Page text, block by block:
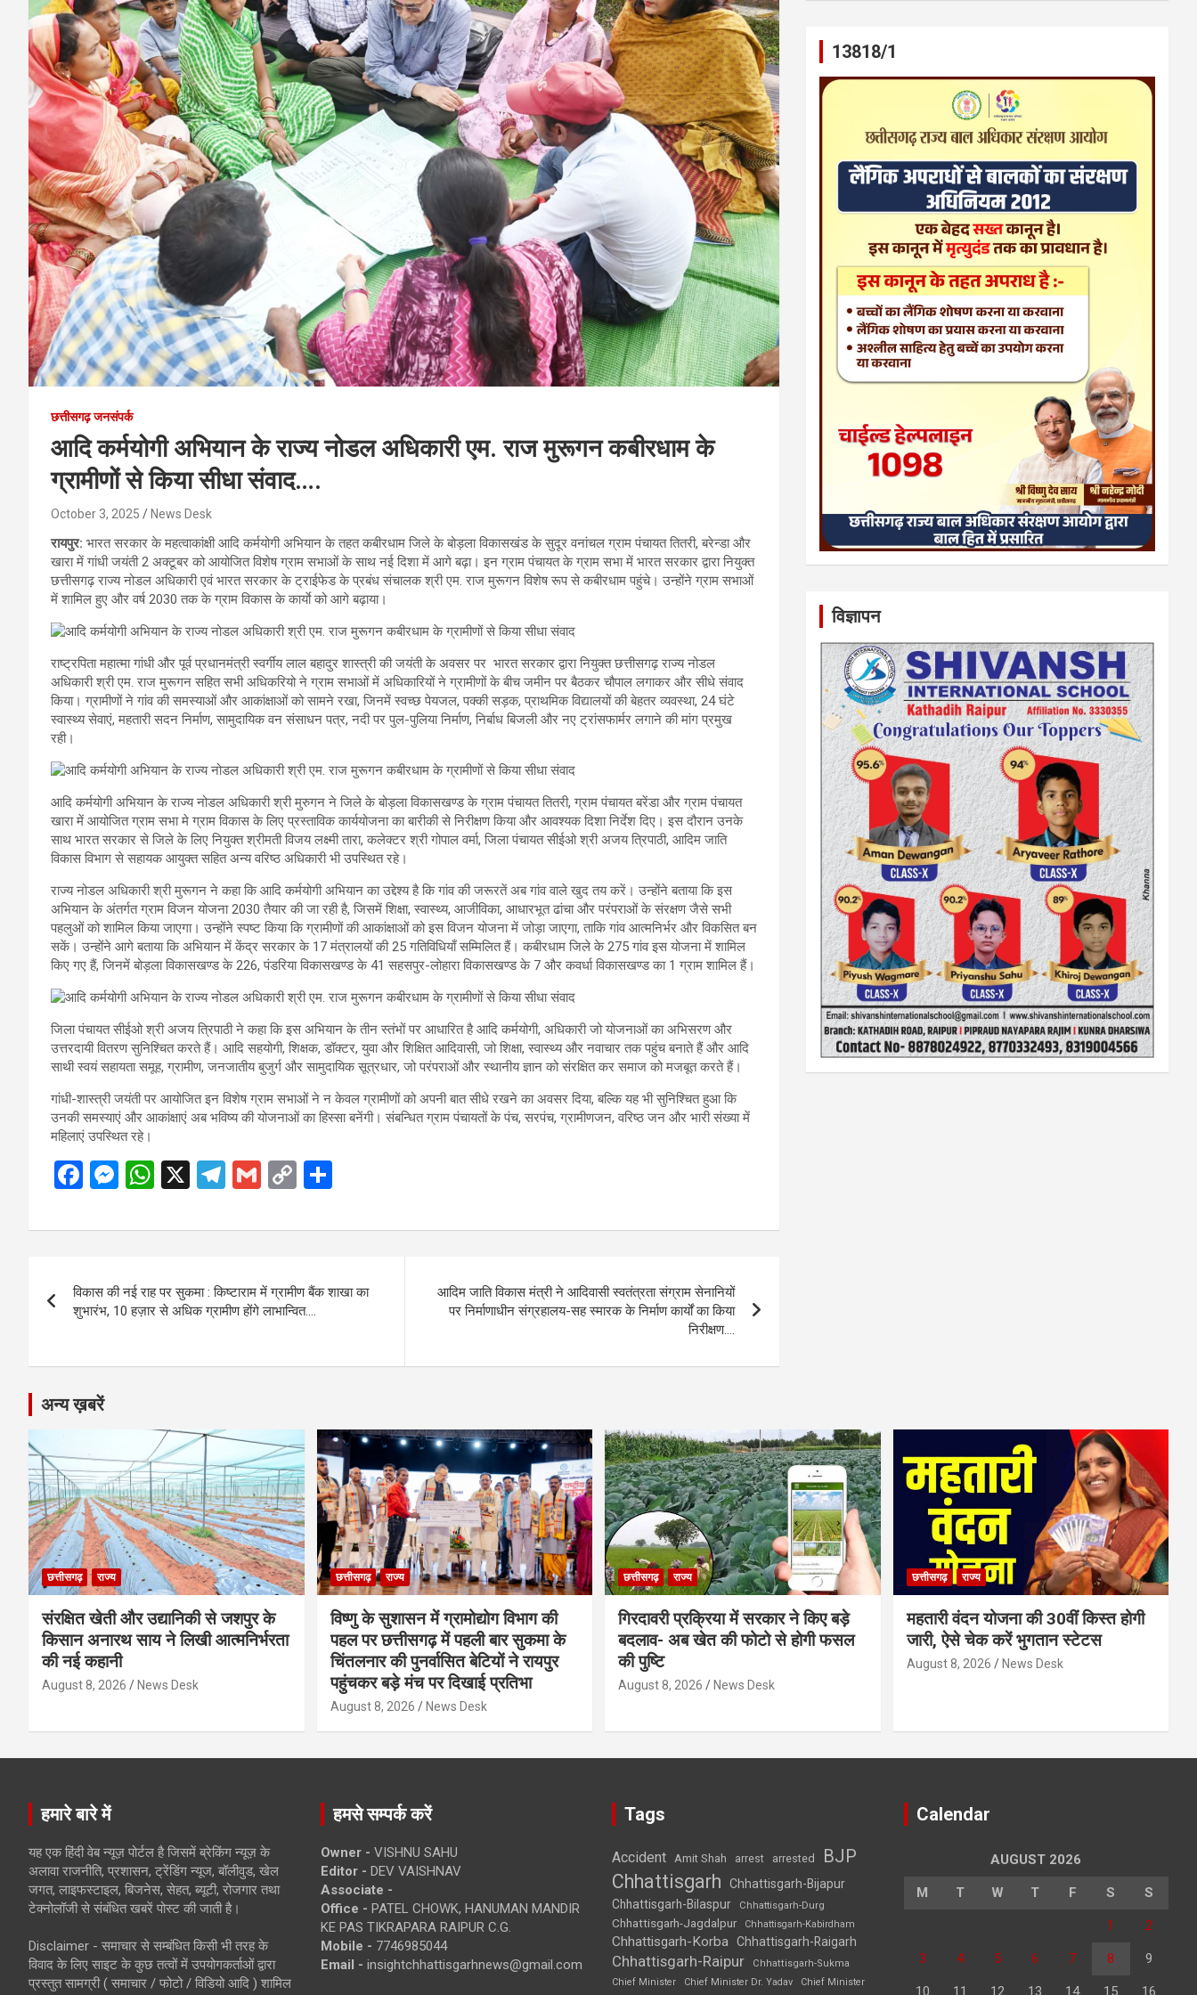
छत्तीसगढ़ जनसंपर्क
आदि कर्मयोगी अभियान के राज्य नोडल अधिकारी एम. राज मुरूगन कबीरधाम के
ग्रामीणों से किया सीधा संवाद….
October 3, 2025 News Desk
रायपुर: भारत सरकार के महत्वाकांक्षी आदि कर्मयोगी अभियान के तहत कबीरधाम जिले के बोड़ला विकासखंड के सुदूर वनांचल ग्राम पंचायत तितरी, बरेन्डा और
खारा में गांधी जयंती 2 अक्टूबर को आयोजित विशेष ग्राम सभाओं के साथ नई दिशा में आगे बढ़ा। इन ग्राम पंचायत के ग्राम सभा में भारत सरकार द्वारा नियुक्त
छत्तीसगढ़ राज्य नोडल अधिकारी एवं भारत सरकार के ट्राईफेड के प्रबंध संचालक श्री एम. राज मुरूगन विशेष रूप से कबीरधाम पहुंचे। उन्होंने ग्राम सभाओं
में शामिल हुए और वर्ष 2030 तक के ग्राम विकास के कार्याे को आगे बढ़ाया।
राष्ट्रपिता महात्मा गांधी और पूर्व प्रधानमंत्री स्वर्गीय लाल बहादुर शास्त्री की जयंती के अवसर पर भारत सरकार द्वारा नियुक्त छत्तीसगढ़ राज्य नोडल
अधिकारी श्री एम. राज मुरूगन सहित सभी अधिकरियो ने ग्राम सभाओं में अधिकारियों ने ग्रामीणों के बीच जमीन पर बैठकर चौपाल लगाकर और सीधे संवाद
किया। ग्रामीणों ने गांव की समस्याओं और आकांक्षाओं को सामने रखा, जिनमें स्वच्छ पेयजल, पक्की सड़क, प्राथमिक विद्यालयों की बेहतर व्यवस्था, 24 घंटे
स्वास्थ्य सेवाएं, महतारी सदन निर्माण, सामुदायिक वन संसाधन पत्र, नदी पर पुल-पुलिया निर्माण, निर्बाध बिजली और नए ट्रांसफार्मर लगाने की मांग प्रमुख
रही।
आदि कर्मयोगी अभियान के राज्य नोडल अधिकारी श्री मुरुगन ने जिले के बोड़ला विकासखण्ड के ग्राम पंचायत तितरी, ग्राम पंचायत बरेंडा और ग्राम पंचायत
खारा में आयोजित ग्राम सभा मे ग्राम विकास के लिए प्रस्ताविक कार्ययोजना का बारीकी से निरीक्षण किया और आवश्यक दिशा निर्देश दिए। इस दौरान उनके
साथ भारत सरकार से जिले के लिए नियुक्त श्रीमती विजय लक्ष्मी तारा, कलेक्टर श्री गोपाल वर्मा, जिला पंचायत सीईओ श्री अजय त्रिपाठी, आदिम जाति
विकास विभाग से सहायक आयुक्त सहित अन्य वरिष्ठ अधिकारी भी उपस्थित रहे।
राज्य नोडल अधिकारी श्री मुरूगन ने कहा कि आदि कर्मयोगी अभियान का उद्देश्य है कि गांव की जरूरतें अब गांव वाले खुद तय करें। उन्होंने बताया कि इस
अभियान के अंतर्गत ग्राम विजन योजना 2030 तैयार की जा रही है, जिसमें शिक्षा, स्वास्थ्य, आजीविका, आधारभूत ढांचा और परंपराओं के संरक्षण जैसे सभी
पहलुओं को शामिल किया जाएगा। उन्होंने स्पष्ट किया कि ग्रामीणों की आकांक्षाओं को इस विजन योजना में जोड़ा जाएगा, ताकि गांव आत्मनिर्भर और विकसित बन
सकें। उन्होंने आगे बताया कि अभियान में केंद्र सरकार के 17 मंत्रालयों की 25 गतिविधियाँ सम्मिलित हैं। कबीरधाम जिले के 275 गांव इस योजना में शामिल
किए गए हैं, जिनमें बोड़ला विकासखण्ड के 226, पंडरिया विकासखण्ड के 41 सहसपुर-लोहारा विकासखण्ड के 7 और कवर्धा विकासखण्ड का 1 ग्राम शामिल हैं।
जिला पंचायत सीईओ श्री अजय त्रिपाठी ने कहा कि इस अभियान के तीन स्तंभों पर आधारित है आदि कर्मयोगी, अधिकारी जो योजनाओं का अभिसरण और
उत्तरदायी वितरण सुनिश्चित करते हैं। आदि सहयोगी, शिक्षक, डॉक्टर, युवा और शिक्षित आदिवासी, जो शिक्षा, स्वास्थ्य और नवाचार तक पहुंच बनाते हैं और आदि
साथी स्वयं सहायता समूह, ग्रामीण, जनजातीय बुजुर्ग और सामुदायिक सूत्रधार, जो परंपराओं और स्थानीय ज्ञान को संरक्षित कर समाज को मजबूत करते हैं।
गांधी-शास्त्री जयंती पर आयोजित इन विशेष ग्राम सभाओं ने न केवल ग्रामीणों को अपनी बात सीधे रखने का अवसर दिया, बल्कि यह भी सुनिश्चित हुआ कि
उनकी समस्याएं और आकांक्षाएं अब भविष्य की योजनाओं का हिस्सा बनेंगी। संबन्धित ग्राम पंचायतों के पंच, सरपंच, ग्रामीणजन, वरिष्ठ जन और भारी संख्या में
महिलाएं उपस्थित रहे।
F
ce
o
o
M
se
g
er
W
at
A
p
X
T
e
a
m
G
ail
C
py
n
k
ar
navigation
विकास की नई राह पर सुकमा : किष्टाराम में ग्रामीण बैंक शाखा का
शुभारंभ, 10 हज़ार से अधिक ग्रामीण होंगे लाभान्वित….
आदिम जाति विकास मंत्री ने आदिवासी स्वतंत्रता संग्राम सेनानियों
पर निर्माणाधीन संग्रहालय-सह स्मारक के निर्माण कार्यों का किया
निरीक्षण….
13818/1
विज्ञापन
अन्य ख़बरें
छत्तीसगढ़ राज्य
संरक्षित खेती और उद्यानिकी से जशपुर के
किसान अनारथ साय ने लिखी आत्मनिर्भरता
की नई कहानी
August 8, 2026 News Desk
छत्तीसगढ़ राज्य
विष्णु के सुशासन में ग्रामोद्योग विभाग की
पहल पर छत्तीसगढ़ में पहली बार सुकमा के
चिंतलनार की पुनर्वासित बेटियों ने रायपुर
पहुंचकर बड़े मंच पर दिखाई प्रतिभा
August 8, 2026 News Desk
छत्तीसगढ़ राज्य
गिरदावरी प्रक्रिया में सरकार ने किए बड़े
बदलाव- अब खेत की फोटो से होगी फसल
की पुष्टि
August 8, 2026 News Desk
छत्तीसगढ़ राज्य
महतारी वंदन योजना की 30वीं किस्त होगी
जारी, ऐसे चेक करें भुगतान स्टेटस
August 8, 2026 News Desk
हमारे बारे में
यह एक हिंदी वेब न्यूज़ पोर्टल है जिसमें ब्रेकिंग न्यूज़ के
अलावा राजनीति, प्रशासन, ट्रेंडिंग न्यूज, बॉलीवुड, खेल
जगत, लाइफस्टाइल, बिजनेस, सेहत, ब्यूटी, रोजगार तथा
टेक्नोलॉजी से संबंधित खबरें पोस्ट की जाती है।
Disclaimer - समाचार से सम्बंधित किसी भी तरह के
विवाद के लिए साइट के कुछ तत्वों में उपयोगकर्ताओं द्वारा
प्रस्तुत सामग्री ( समाचार / फोटो / विडियो आदि ) शामिल
हमसे सम्पर्क करें
Owner - VISHNU SAHU
Editor - DEV VAISHNAV
Associate -
Office - PATEL CHOWK, HANUMAN MANDIR
KE PAS TIKRAPARA RAIPUR C.G.
Mobile - 7746985044
Email - insightchhattisgarhnews@gmail.com
Tags
Accident Amit Shah arrest arrested BJP
Chhattisgarh
Chhattisgarh-Bijapur
Chhattisgarh-Bilaspur
Chhattisgarh-Durg
Chhattisgarh-Jagdalpur Chhattisgarh-Kabirdham
Chhattisgarh-Korba Chhattisgarh-Raigarh
Chhattisgarh-Raipur
Chhattisgarh-Sukma
Chief Minister
Chief Minister Dr. Yadav Chief Minister
Calendar
AUGUST 2026
M T W T F S S
1 2
3 4 5 6 7 8 9
10 11 12 13 14 15 16